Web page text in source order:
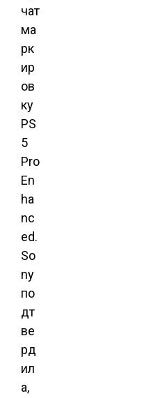
чат
ма
рк
ир
ов
ку
PS
5
Pro
En
ha
nc
ed.
So
ny
по
дт
ве
рд
ил
а,